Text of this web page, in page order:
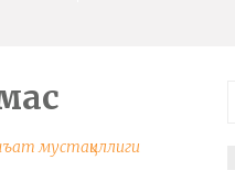
мустақиллиги